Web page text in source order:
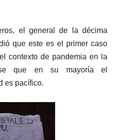
el general de la décima
que este es el primer caso
contexto de pandemia en la
que en su mayoría el
es pacífico.